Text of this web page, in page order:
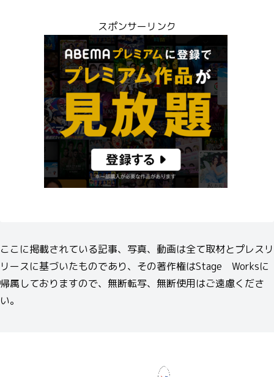
スポンサーリンク
ここに掲載されている記事、写真、動画は全て取材とプレスリ
リースに基づいたものであり、その著作権はStage Worksに
帰属しておりますので、無断転写、無断使用はご遠慮くださ
い。